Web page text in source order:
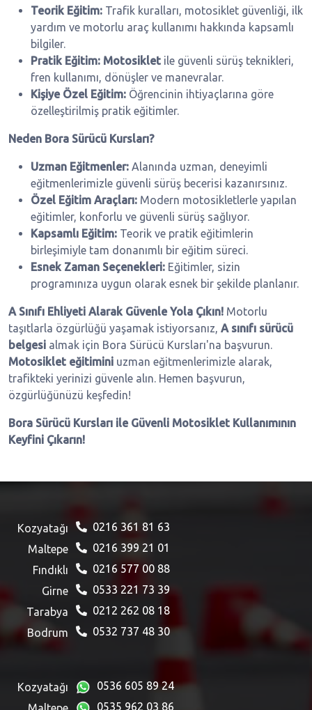
Teorik Eğitim: Trafik kuralları, motosiklet güvenliği, ilk
yardım ve motorlu araç kullanımı hakkında kapsamlı
bilgiler.
Pratik Eğitim: Motosiklet ile güvenli sürüş teknikleri,
fren kullanımı, dönüşler ve manevralar.
Kişiye Özel Eğitim: Öğrencinin ihtiyaçlarına göre
özelleştirilmiş pratik eğitimler.
Neden Bora Sürücü Kursları?
Uzman Eğitmenler: Alanında uzman, deneyimli
eğitmenlerimizle güvenli sürüş becerisi kazanırsınız.
Özel Eğitim Araçları: Modern motosikletlerle yapılan
eğitimler, konforlu ve güvenli sürüş sağlıyor.
Kapsamlı Eğitim: Teorik ve pratik eğitimlerin
birleşimiyle tam donanımlı bir eğitim süreci.
Esnek Zaman Seçenekleri: Eğitimler, sizin
programınıza uygun olarak esnek bir şekilde planlanır.
A Sınıfı Ehliyeti Alarak Güvenle Yola Çıkın! Motorlu
taşıtlarla özgürlüğü yaşamak istiyorsanız, A sınıfı sürücü
belgesi almak için Bora Sürücü Kursları'na başvurun.
Motosiklet eğitimini uzman eğitmenlerimizle alarak,
trafikteki yerinizi güvenle alın. Hemen başvurun,
özgürlüğünüzü keşfedin!
Bora Sürücü Kursları ile Güvenli Motosiklet Kullanımının
Keyfini Çıkarın!
Kozyatağı
0216 361 81 63
Maltepe
0216 399 21 01
Fındıklı
0216 577 00 88
Girne
0533 221 73 39
Tarabya
0212 262 08 18
Bodrum
0532 737 48 30
Kozyatağı
0536 605 89 24
0535 962 03 86